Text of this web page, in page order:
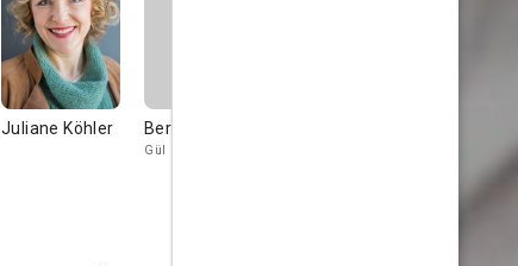
Juliane Köhler Berivan Kaya
Gül